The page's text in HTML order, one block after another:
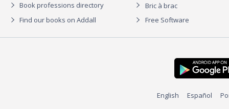
Book professions directory
Find our books on Addall
Bric à brac
Free Software
English Español